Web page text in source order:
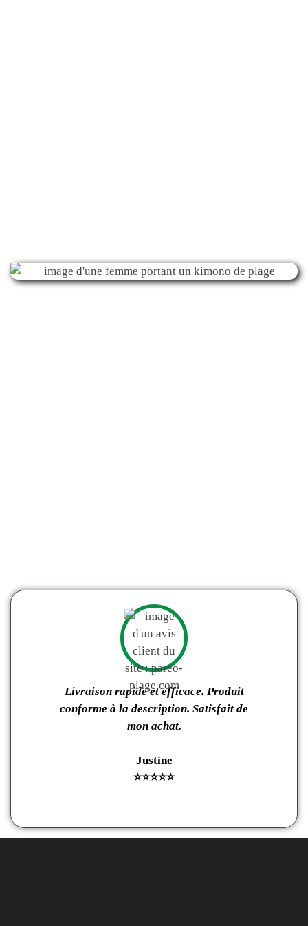
Livraison rapide et efficace. Produit
conforme à la description. Satisfait de
mon achat.
Justine
⭐️⭐️⭐️⭐️⭐️